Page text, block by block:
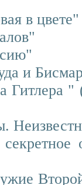
в
и
Гитлера "